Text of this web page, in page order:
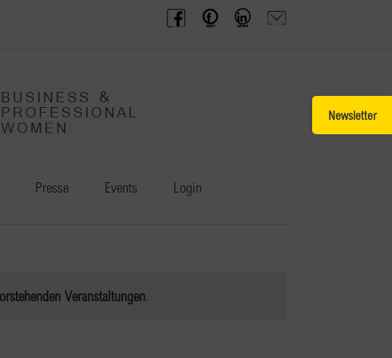
BPW
Austria
Offenes
Frauennetzwerk
BPW
Gruppe
Anfrage
schicken
Presse Events Login
Veranstaltungen.
Sliding